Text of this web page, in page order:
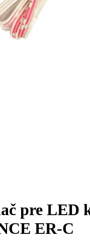
pre LED
ER-C